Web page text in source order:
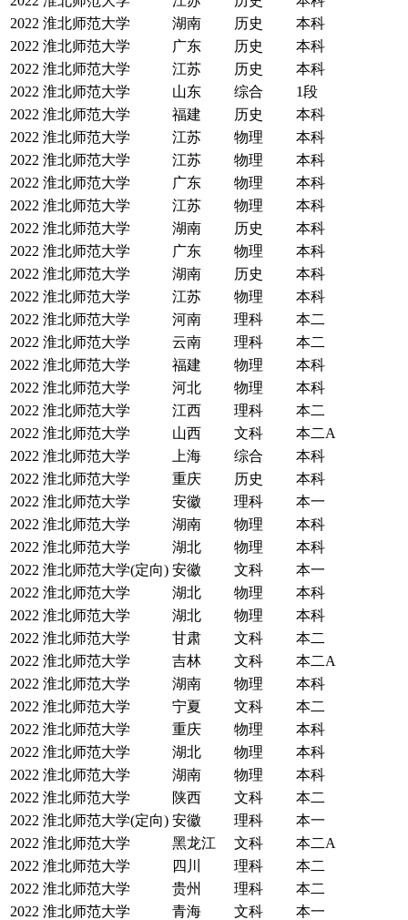
2022 淮北师范大学 湖南 历史
本科
2022 淮北师范大学 广东 历史
本科
2022 淮北师范大学 江苏 历史
本科
2022 淮北师范大学 山东 综合
1段
2022 淮北师范大学 福建 历史
本科
2022 淮北师范大学 江苏 物理
本科
2022 淮北师范大学 江苏 物理
本科
2022 淮北师范大学 广东 物理
本科
2022 淮北师范大学 江苏 物理
本科
2022 淮北师范大学 湖南 历史
本科
2022 淮北师范大学 广东 物理
本科
2022 淮北师范大学 湖南 历史
本科
2022 淮北师范大学 江苏 物理
本科
2022 淮北师范大学 河南 理科
本二
2022 淮北师范大学 云南 理科
本二
2022 淮北师范大学 福建 物理
本科
2022 淮北师范大学 河北 物理
本科
2022 淮北师范大学 江西 理科
本二
2022 淮北师范大学 山西 文科
本二A
2022 淮北师范大学 上海 综合
本科
2022 淮北师范大学 重庆 历史
本科
2022 淮北师范大学 安徽 理科
本一
2022 淮北师范大学 湖南 物理
本科
2022 淮北师范大学 湖北 物理
本科
2022 淮北师范大学(定向) 安徽 文科
本一
2022 淮北师范大学 湖北 物理
本科
2022 淮北师范大学 湖北 物理
本科
2022 淮北师范大学 甘肃 文科
本二
2022 淮北师范大学 吉林 文科
本二A
2022 淮北师范大学 湖南 物理
本科
2022 淮北师范大学 宁夏 文科
本二
2022 淮北师范大学 重庆 物理
本科
2022 淮北师范大学 湖北 物理
本科
2022 淮北师范大学 湖南 物理
本科
2022 淮北师范大学 陕西 文科
本二
2022 淮北师范大学(定向) 安徽 理科
本一
2022 淮北师范大学 黑龙江 文科
本二A
2022 淮北师范大学 四川 理科
本二
2022 淮北师范大学 贵州 理科
本二
2022 淮北师范大学 青海 文科
本一